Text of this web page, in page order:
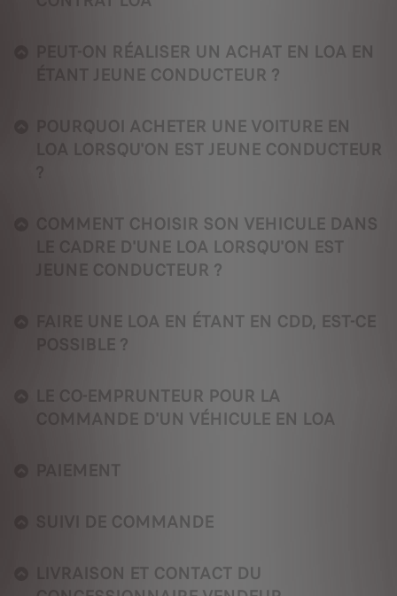
PEUT-ON RÉALISER UN ACHAT EN LOA EN
ÉTANT JEUNE CONDUCTEUR ?
POURQUOI ACHETER UNE VOITURE EN
LOA LORSQU'ON EST JEUNE CONDUCTEUR
COMMENT CHOISIR SON VEHICULE DANS
LE CADRE D'UNE LOA LORSQU'ON EST
JEUNE CONDUCTEUR ?
FAIRE UNE LOA EN ÉTANT EN CDD, EST-CE
POSSIBLE ?
LE CO-EMPRUNTEUR POUR LA
COMMANDE D'UN VÉHICULE EN LOA
PAIEMENT
SUIVI DE COMMANDE
LIVRAISON ET CONTACT DU